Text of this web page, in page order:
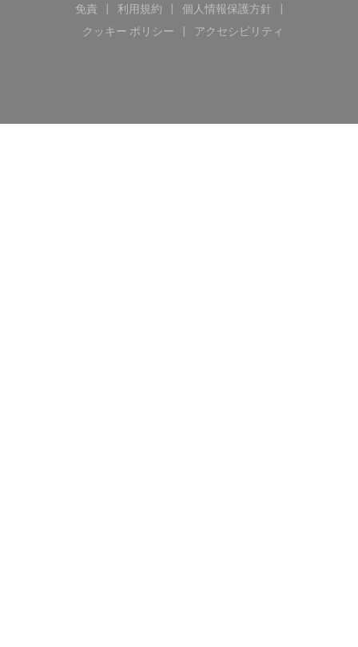
免責
((新しいウィンドウで開きます))
利用規約
((新しいウィンドウで開きます))
個人情報保護方針
((新しいウィンドウで開
クッキー ポリシー
((新しいウィンドウで開きます))
アクセシビリティ
((新しいウィンドウで